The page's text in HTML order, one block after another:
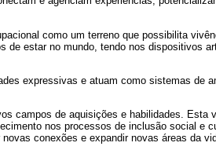
como um terreno que possibilita
de estar no mundo, tendo nos dispositivos
expressivas e atuam como sistemas de
campos de aquisições e habilidades. Esta
nos processos de inclusão social e
conexões e expandir novas áreas da